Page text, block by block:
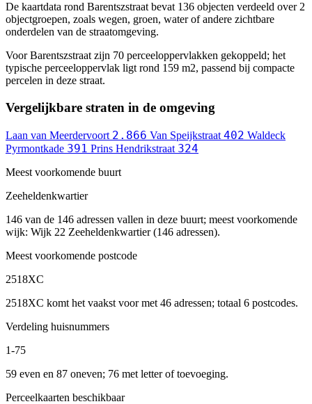
De kaartdata rond Barentszstraat bevat 136 objecten verdeeld over 2
objectgroepen, zoals wegen, groen, water of andere zichtbare
onderdelen van de straatomgeving.
Voor Barentszstraat zijn 70 perceeloppervlakken gekoppeld; het
typische perceeloppervlak ligt rond 159 m2, passend bij compacte
percelen in deze straat.
Vergelijkbare straten in de omgeving
Laan van Meerdervoort 2.866 Van Speijkstraat 402 Waldeck
Pyrmontkade 391 Prins Hendrikstraat 324
Meest voorkomende buurt
Zeeheldenkwartier
146 van de 146 adressen vallen in deze buurt; meest voorkomende
wijk: Wijk 22 Zeeheldenkwartier (146 adressen).
Meest voorkomende postcode
2518XC
2518XC komt het vaakst voor met 46 adressen; totaal 6 postcodes.
Verdeling huisnummers
1-75
59 even en 87 oneven; 76 met letter of toevoeging.
Perceelkaarten beschikbaar